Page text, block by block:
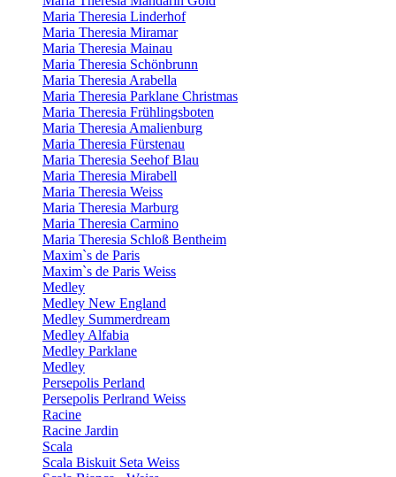
Maria Theresia Linderhof
Maria Theresia Miramar
Maria Theresia Mainau
Maria Theresia Schönbrunn
Maria Theresia Arabella
Maria Theresia Parklane Christmas
Maria Theresia Frühlingsboten
Maria Theresia Amalienburg
Maria Theresia Fürstenau
Maria Theresia Seehof Blau
Maria Theresia Mirabell
Maria Theresia Weiss
Maria Theresia Marburg
Maria Theresia Carmino
Maria Theresia Schloß Bentheim
Maxim`s de Paris
Maxim`s de Paris Weiss
Medley
Medley New England
Medley Summerdream
Medley Alfabia
Medley Parklane
Medley
Persepolis Perland
Persepolis Perlrand Weiss
Racine
Racine Jardin
Scala
Scala Biskuit Seta Weiss